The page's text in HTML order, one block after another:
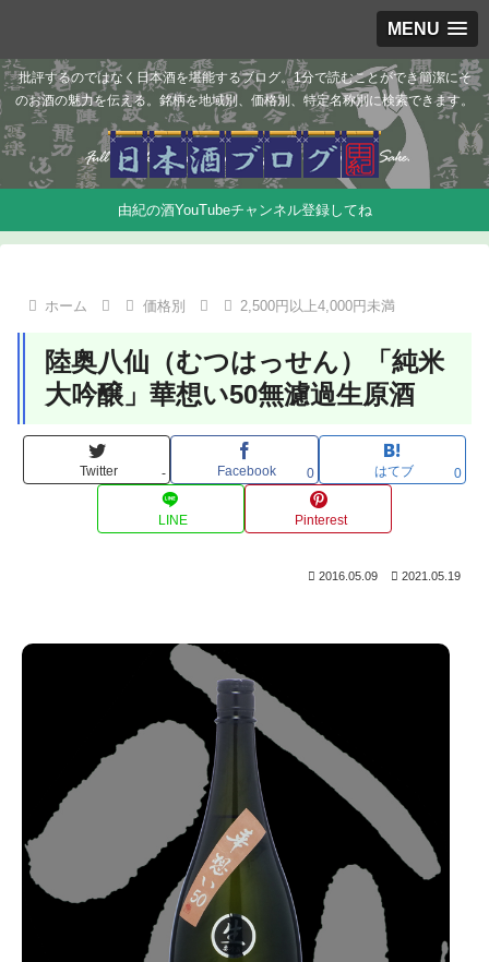
MENU
批評するのではなく日本酒を堪能するブログ。1分で読むことができ簡潔にそ
のお酒の魅力を伝える。銘柄を地域別、価格別、特定名称別に検索できます。
由紀の酒YouTubeチャンネル登録してね
ホーム 価格別 2,500円以上4,000円未満
陸奥八仙（むつはっせん）「純米
大吟醸」華想い50無濾過生原酒
Twitter - Facebook 0 はてブ 0
LINE Pinterest
2016.05.09 2021.05.19